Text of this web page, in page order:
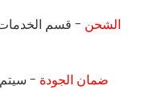
الشحن - قسم الخدمات
ضمان الجودة -